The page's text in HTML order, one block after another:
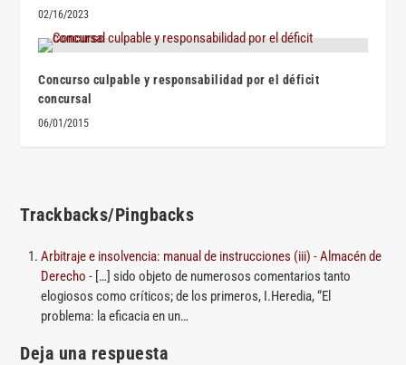
02/16/2023
Concurso culpable y responsabilidad por el déficit
concursal
06/01/2015
Trackbacks/Pingbacks
Arbitraje e insolvencia: manual de instrucciones (iii) - Almacén de
Derecho - […] sido objeto de numerosos comentarios tanto
elogiosos como críticos; de los primeros, I.Heredia, “El
problema: la eficacia en un…
Deja una respuesta